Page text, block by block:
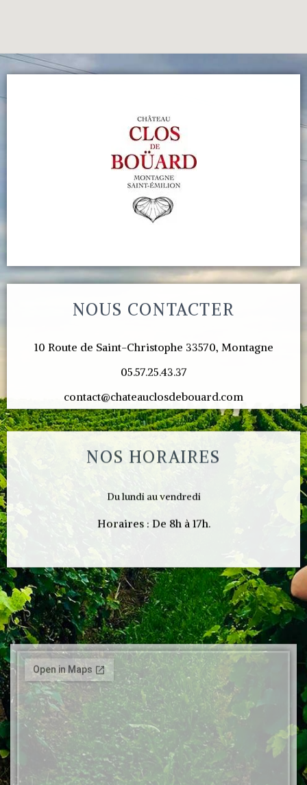
NOUS CONTACTER
10 Route de Saint-Christophe 33570, Montagne
05.57.25.43.37
contact@chateauclosdebouard.com
NOS HORAIRES